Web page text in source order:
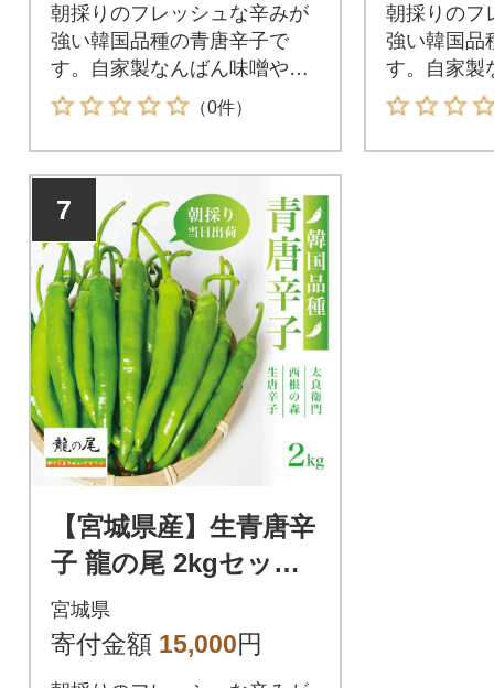
朝採りのフレッシュな辛みが
強い韓国品種の青唐辛子で
す。自家製なんばん味噌やゆ
ず胡椒等におすすめです♪
（0件）
朝採りのフ
強い韓国品
す。自家製
ず胡椒等に
7
【宮城県産】生青唐辛
子 龍の尾 2kgセット
(500g×4袋)激辛韓国品
種 西根の森|太良衛門
宮城県
寄付金額 15,000円